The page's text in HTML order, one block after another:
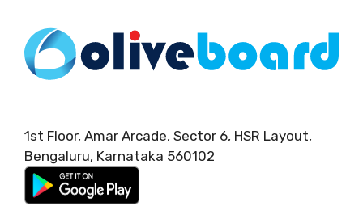
1st Floor, Amar Arcade, Sector 6, HSR Layout,
Bengaluru, Karnataka 560102